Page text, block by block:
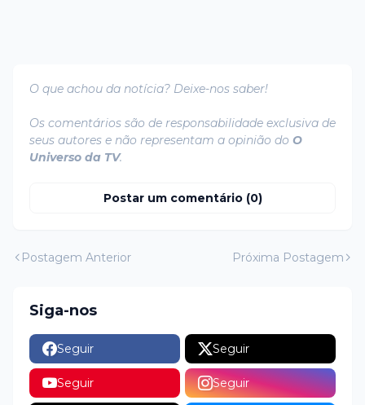
O que achou da notícia? Deixe-nos saber!
Os comentários são de responsabilidade exclusiva de
seus autores e não representam a opinião do O
Universo da TV.
Postar um comentário (0)
Postagem Anterior Próxima Postagem
Siga-nos
Seguir Seguir
Seguir Seguir